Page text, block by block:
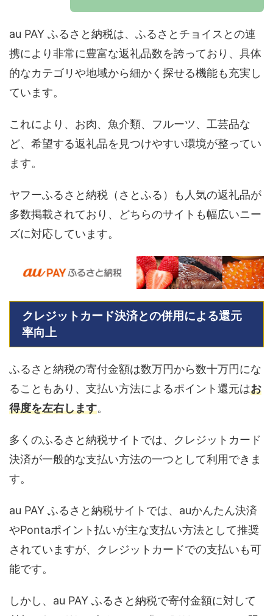
au PAY ふるさと納税は、ふるさとチョイスとの連
携により非常に豊富な返礼品数を誇っており、具体
的なカテゴリや地域から細かく探せる機能も充実し
ています。
これにより、お肉、魚介類、フルーツ、工芸品な
ど、希望する返礼品を見つけやすい環境が整ってい
ます。
ヤフーふるさと納税（さとふる）も人気の返礼品が
多数掲載されており、どちらのサイトも幅広いニー
ズに対応しています。
クレジットカード決済との併用による還元
率向上
ふるさと納税の寄付金額は数万円から数十万円にな
ることもあり、支払い方法によるポイント還元はお
得度を左右します。
多くのふるさと納税サイトでは、クレジットカード
決済が一般的な支払い方法の一つとして利用できま
す。
au PAY ふるさと納税サイトでは、auかんたん決済
やPontaポイント払いが主な支払い方法として推奨
されていますが、クレジットカードでの支払いも可
能です。
しかし、au PAY ふるさと納税で寄付金額に対して